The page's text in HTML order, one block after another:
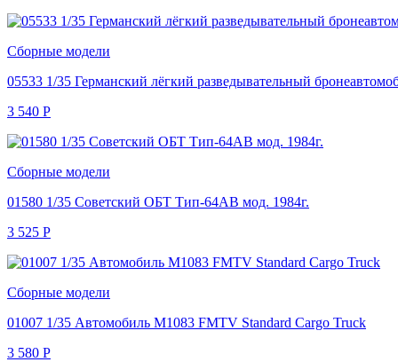
Сборные модели
05533 1/35 Германский лёгкий разведывательный
3 540 Р
Сборные модели
01580 1/35 Советский ОБТ Тип-64АВ мод. 1984г.
3 525 Р
Сборные модели
01007 1/35 Автомобиль M1083 FMTV Standard Cargo Truck
3 580 Р